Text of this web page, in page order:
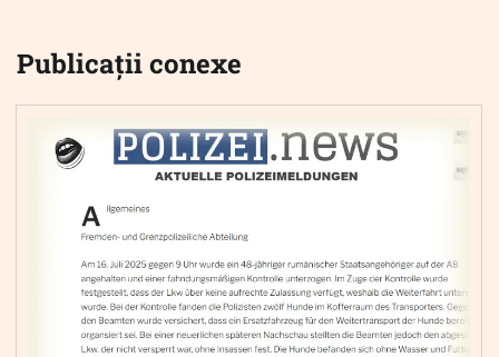
Publicații conexe